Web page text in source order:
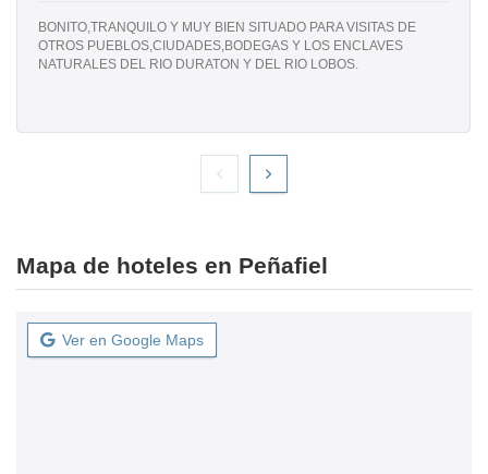
BONITO,TRANQUILO Y MUY BIEN SITUADO PARA VISITAS DE
OTROS PUEBLOS,CIUDADES,BODEGAS Y LOS ENCLAVES
NATURALES DEL RIO DURATON Y DEL RIO LOBOS.
Mapa de hoteles en Peñafiel
Ver en Google Maps